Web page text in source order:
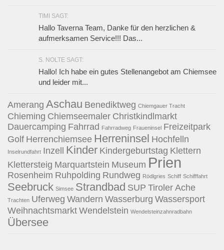
TIMI SAGT:
Hallo Taverna Team, Danke für den herzlichen &
aufmerksamen Service!!! Das...
S. NOLTE SAGT:
Hallo! Ich habe ein gutes Stellenangebot am Chiemsee
und leider mit...
Amerang Aschau Benediktweg Chiemgauer Tracht
Chieming Chiemseemaler Christkindlmarkt
Dauercamping Fahrrad Fahrradweg Fraueninsel Freizeitpark
Golf Herrenchiemsee Herreninsel Hochfelln
Inselrundfahrt Inzell Kinder Kindergeburtstag Klettern
Klettersteig Marquartstein Museum Prien
Rosenheim Ruhpolding Rundweg Rödlgries Schiff Schifffahrt
Seebruck Simsee Strandbad SUP Tiroler Ache
Trachten Uferweg Wandern Wasserburg Wassersport
Weihnachtsmarkt Wendelstein Wendelsteinzahnradbahn
Übersee